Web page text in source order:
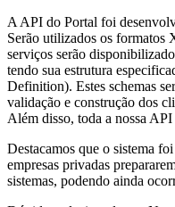
A API do Portal foi
Serão utilizados os formatos
serviços serão
tendo sua estrutura
Definition). Estes schemas
validação e construção dos
Além disso, toda a nossa
Destacamos que o sistema
empresas privadas
sistemas, podendo ainda